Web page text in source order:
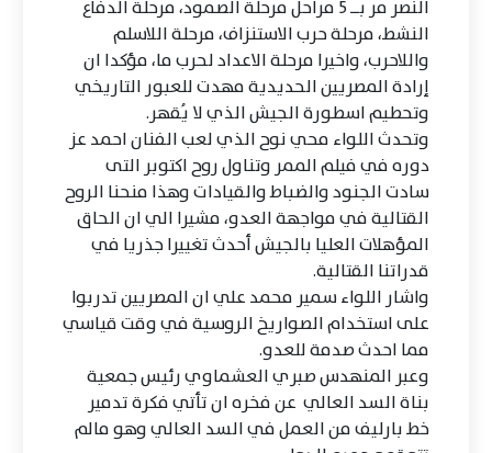
النصر مر بــ 5 مراحل مرحلة الصمود، مرحلة الدفاع
النشط، مرحلة حرب الاستنزاف، مرحلة اللاسلم
واللاحرب، واخيرا مرحلة الاعداد لحرب ما، مؤكدا ان
إرادة المصريين الحديدية مهدت للعبور التاريخي
وتحطيم اسطورة الجيش الذي لا يُقهر.
وتحدث اللواء محي نوح الذي لعب الفنان احمد عز
دوره في فيلم الممر وتناول روح اكتوبر التى
سادت الجنود والضباط والقيادات وهذا منحنا الروح
القتالية في مواجهة العدو، مشيرا الي ان الحاق
المؤهلات العليا بالجيش أحدث تغييرا جذريا في
قدراتنا القتالية.
واشار اللواء سمير محمد علي ان المصريين تدربوا
على استخدام الصواريخ الروسية في وقت قياسي
مما احدث صدمة للعدو.
وعبر المنهدس صبري العشماوي رئيس جمعية
بناة السد العالي عن فخره ان تأتي فكرة تدمير
خط بارليف من العمل في السد العالي وهو مالم